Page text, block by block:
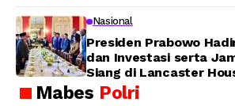
Nasional
Presiden Prabowo
dan Investasi serta
Siang di Lancaster
Mabes Polri